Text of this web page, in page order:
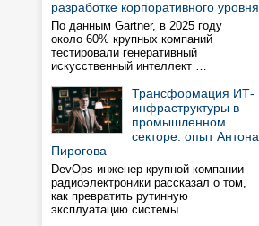
разработке корпоративного уровня
По данным Gartner, в 2025 году
около 60% крупных компаний
тестировали генеративный
искусственный интеллект …
Трансформация ИТ-
инфраструктуры в
промышленном
секторе: опыт Антона
Пирогова
DevOps-инженер крупной компании
радиоэлектроники рассказал о том,
как превратить рутинную
эксплуатацию системы …